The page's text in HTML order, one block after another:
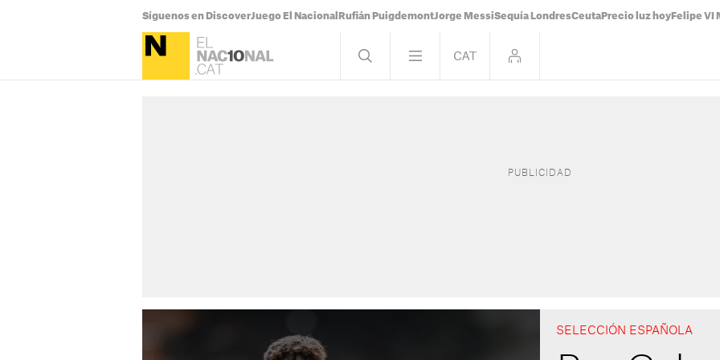
Síguenos en DiscoverJuego El Nacional Rufián PuigdemontJorge MessiSequía LondresCeuta Precio luz hoy Felipe VI
SELECCIÓN ESPAÑOLA